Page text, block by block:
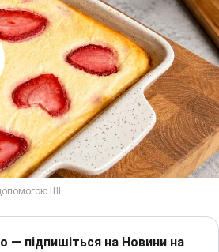
Video
— підпишіться на Новини на